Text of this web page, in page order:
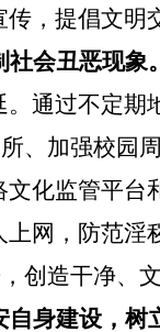
，提倡文明
社会丑恶现象。
。通过不定
所、加强校园
化监管平台
网，防范淫
创造干净、
自身建设，树